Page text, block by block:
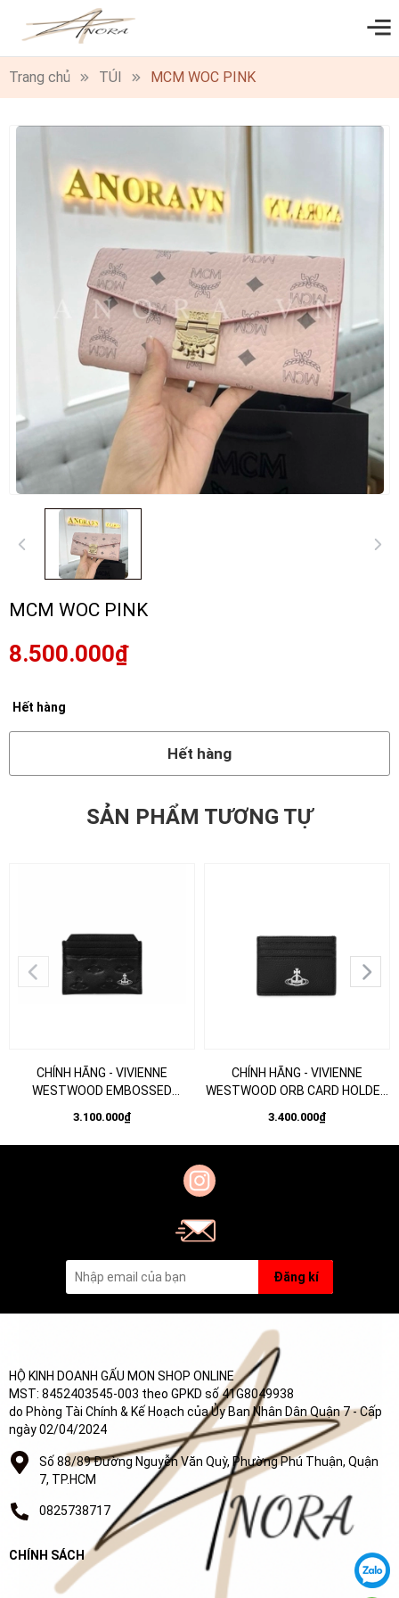
0
Trang chủ TÚI MCM WOC PINK
MCM WOC PINK
8.500.000₫
Hết hàng
Hết hàng
SẢN PHẨM TƯƠNG TỰ
CHÍNH HÃNG - VIVIENNE
WESTWOOD EMBOSSED
Ví đựng thẻ, màu đen
3.100.000₫
CHÍNH HÃNG - VIVIENNE
WESTWOOD ORB CARD HOLDER
3.400.000₫
Đăng kí
HỘ KINH DOANH GẤU MON SHOP ONLINE
MST: 8452403545-003 theo GPKD số 41G8049938
do Phòng Tài Chính & Kế Hoạch của Ủy Ban Nhân Dân Quận 7 - Cấp
ngày 02/04/2024
Số 88/89 Đường Nguyễn Văn Quỳ, Phường Phú Thuận, Quận
7, TP.HCM
0825738717
CHÍNH SÁCH